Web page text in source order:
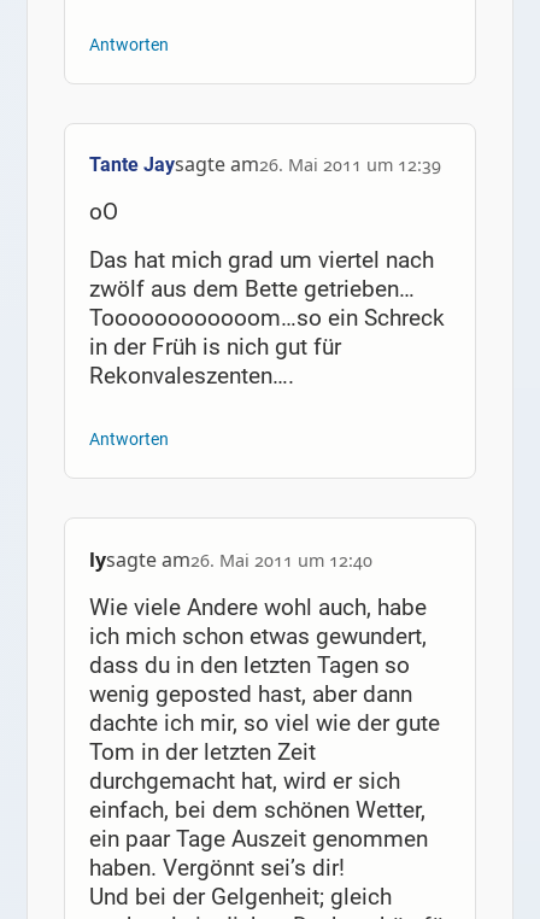
Antworten
Tante Jaysagte am26. Mai 2011 um 12:39
oO
Das hat mich grad um viertel nach
zwölf aus dem Bette getrieben…
Toooooooooooom…so ein Schreck
in der Früh is nich gut für
Rekonvaleszenten….
Antworten
lysagte am26. Mai 2011 um 12:40
Wie viele Andere wohl auch, habe
ich mich schon etwas gewundert,
dass du in den letzten Tagen so
wenig geposted hast, aber dann
dachte ich mir, so viel wie der gute
Tom in der letzten Zeit
durchgemacht hat, wird er sich
einfach, bei dem schönen Wetter,
ein paar Tage Auszeit genommen
haben. Vergönnt sei’s dir!
Und bei der Gelgenheit; gleich